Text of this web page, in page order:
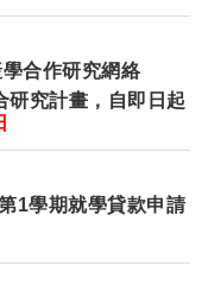
學合作研究網絡
研究計畫，自即日起
1學期就學貸款申請